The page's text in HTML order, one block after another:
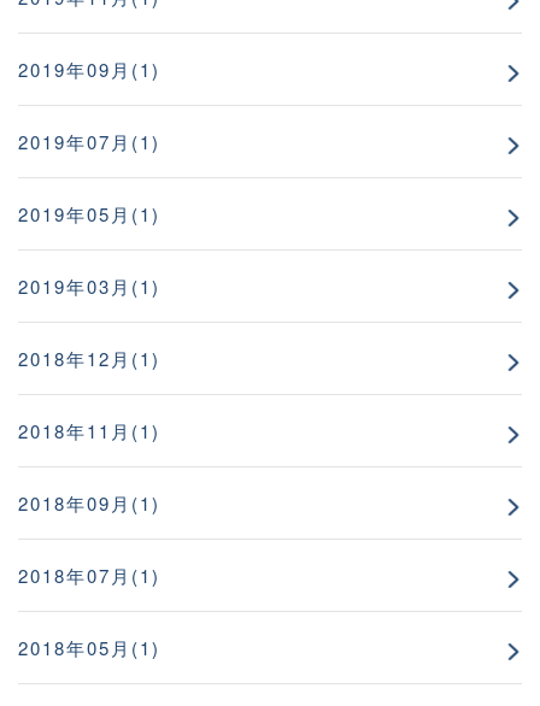
2019年09月(1)
2019年07月(1)
2019年05月(1)
2019年03月(1)
2018年12月(1)
2018年11月(1)
2018年09月(1)
2018年07月(1)
2018年05月(1)